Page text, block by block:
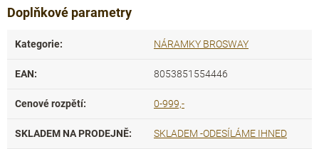
Doplňkové parametry
Kategorie: NÁRAMKY BROSWAY
EAN: 8053851554446
Cenové rozpětí: 0-999,-
SKLADEM NA PRODEJNĚ: SKLADEM -ODESÍLÁME IHNED